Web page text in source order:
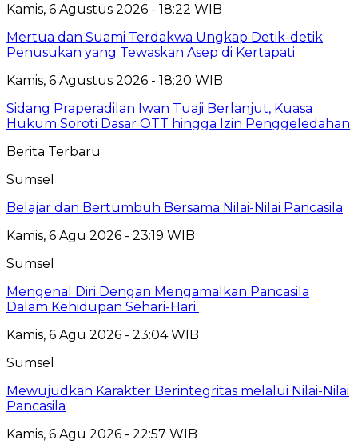
Kamis, 6 Agustus 2026 - 18:22 WIB
Mertua dan Suami Terdakwa Ungkap Detik-detik
Penusukan yang Tewaskan Asep di Kertapati
Kamis, 6 Agustus 2026 - 18:20 WIB
Sidang Praperadilan Iwan Tuaji Berlanjut, Kuasa
Hukum Soroti Dasar OTT hingga Izin Penggeledahan
Berita Terbaru
Sumsel
Belajar dan Bertumbuh Bersama Nilai-Nilai Pancasila
Kamis, 6 Agu 2026 - 23:19 WIB
Sumsel
Mengenal Diri Dengan Mengamalkan Pancasila
Dalam Kehidupan Sehari-Hari
Kamis, 6 Agu 2026 - 23:04 WIB
Sumsel
Mewujudkan Karakter Berintegritas melalui Nilai-Nilai
Pancasila
Kamis, 6 Agu 2026 - 22:57 WIB